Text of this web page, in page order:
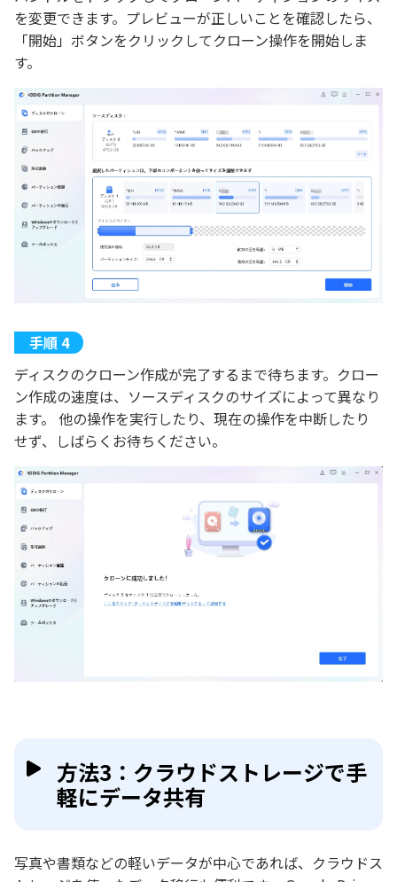
を変更できます。プレビューが正しいことを確認したら、
「開始」ボタンをクリックしてクローン操作を開始しま
す。
ディスクのクローン作成が完了するまで待ちます。クロー
ン作成の速度は、ソースディスクのサイズによって異なり
ます。 他の操作を実行したり、現在の操作を中断したり
せず、しばらくお待ちください。
方法3：クラウドストレージで手
軽にデータ共有
写真や書類などの軽いデータが中心であれば、クラウドス